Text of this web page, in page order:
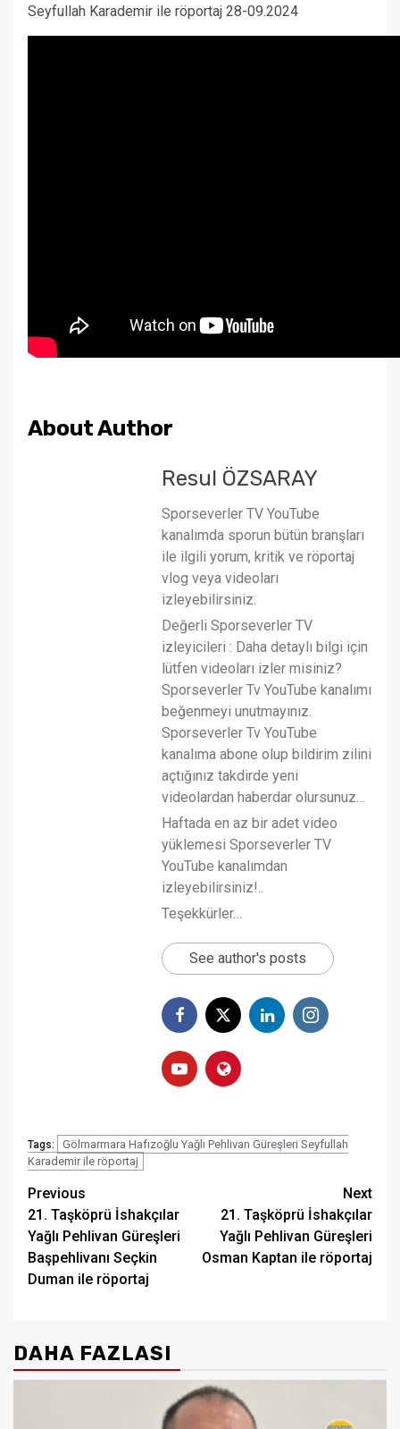
Seyfullah Karademir ile röportaj 28-09.2024
About Author
Resul ÖZSARAY
Sporseverler TV YouTube
kanalımda sporun bütün branşları
ile ilgili yorum, kritik ve röportaj
vlog veya videoları
izleyebilirsiniz.
Değerli Sporseverler TV
izleyicileri : Daha detaylı bilgi için
lütfen videoları izler misiniz?
Sporseverler Tv YouTube kanalımı
beğenmeyi unutmayınız.
Sporseverler Tv YouTube
kanalıma abone olup bildirim zilini
açtığınız takdirde yeni
videolardan haberdar olursunuz…
Haftada en az bir adet video
yüklemesi Sporseverler TV
YouTube kanalımdan
izleyebilirsiniz!..
Teşekkürler…
See author's posts
Tags:
Gölmarmara Hafızoğlu Yağlı Pehlivan Güreşleri Seyfullah
Karademir ile röportaj
Post
navigation
Previous
21. Taşköprü İshakçılar
Yağlı Pehlivan Güreşleri
Başpehlivanı Seçkin
Duman ile röportaj
Next
21. Taşköprü İshakçılar
Yağlı Pehlivan Güreşleri
Osman Kaptan ile röportaj
DAHA FAZLASI